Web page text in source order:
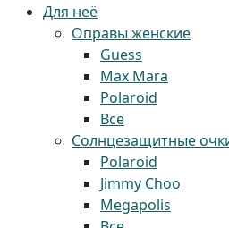
Для неё
Оправы женские
Guess
Max Mara
Polaroid
Все
Солнцезащитные
Polaroid
Jimmy Choo
Megapolis